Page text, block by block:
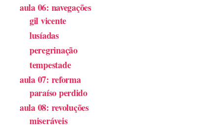
aula 06: navegações
gil vicente
lusíadas
peregrinação
tempestade
aula 07: reforma
paraíso perdido
aula 08: revoluções
miseráveis